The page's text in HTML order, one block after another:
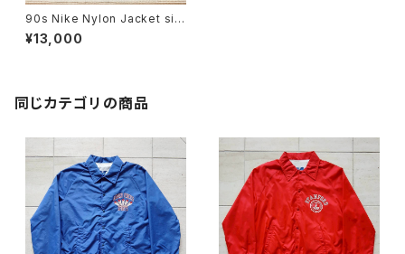
90s Nike Nylon Jacket siz
e M
¥13,000
同じカテゴリの商品